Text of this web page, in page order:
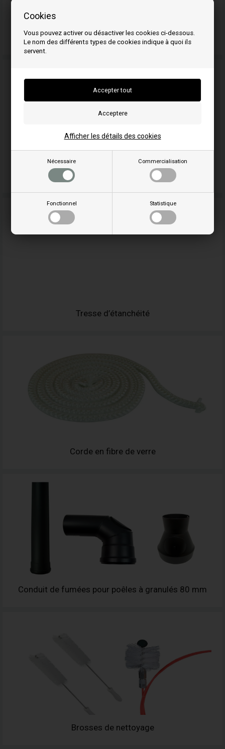
Cookies
Vous pouvez activer ou désactiver les cookies ci-dessous.
Le nom des différents types de cookies indique à quoi ils
servent.
Nécessaire Commercialisation
Fonctionnel Statistique
Afficher les détails des cookies
Motoréducteur pour Ecoforest
Tresse d’étanchéité
Corde en fibre de verre
Conduit de fumées pour poêles à granulés 80 mm
Brosses de nettoyage